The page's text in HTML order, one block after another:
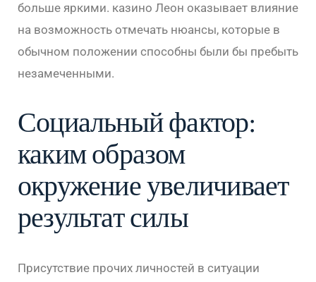
больше яркими. казино Леон оказывает влияние
на возможность отмечать нюансы, которые в
обычном положении способны были бы пребыть
незамеченными.
Социальный фактор:
каким образом
окружение увеличивает
результат силы
Присутствие прочих личностей в ситуации